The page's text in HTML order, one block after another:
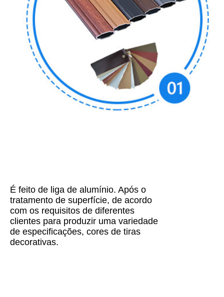
É feito de liga de alumínio. Após o
tratamento de superfície, de acordo
com os requisitos de diferentes
clientes para produzir uma variedade
de especificações, cores de tiras
decorativas.